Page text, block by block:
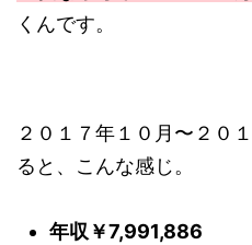
くんです。
２０１７年１０月〜２０
ると、こんな感じ。
年収￥7,991,886